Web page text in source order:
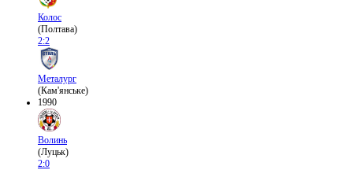
Колос
(Полтава)
2:2
Металург
(Кам'янське)
1990
Волинь
(Луцьк)
2:0